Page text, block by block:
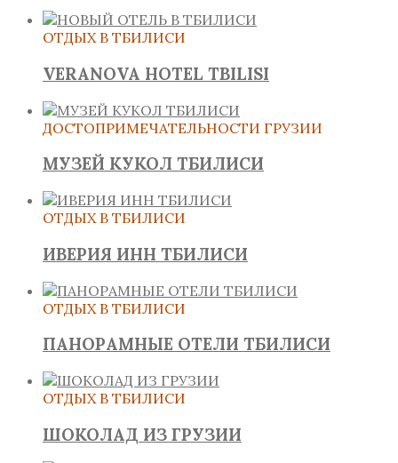
ОТДЫХ В ТБИЛИСИ
VERANOVA HOTEL TBILISI
ДОСТОПРИМЕЧАТЕЛЬНОСТИ ГРУЗИИ
МУЗЕЙ КУКОЛ ТБИЛИСИ
ОТДЫХ В ТБИЛИСИ
ИВЕРИЯ ИНН ТБИЛИСИ
ОТДЫХ В ТБИЛИСИ
ПАНОРАМНЫЕ ОТЕЛИ ТБИЛИСИ
ОТДЫХ В ТБИЛИСИ
ШОКОЛАД ИЗ ГРУЗИИ